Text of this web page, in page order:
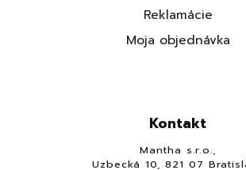
Reklamácie
Moja objednávka
Kontakt
Mantha s.r.o.,
Uzbecká 10, 821 07